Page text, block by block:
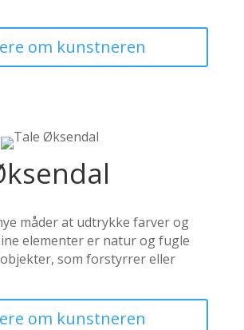
om kunstneren
måder at udtrykke farver og
elementer er natur og fugle
som forstyrrer eller
om kunstneren